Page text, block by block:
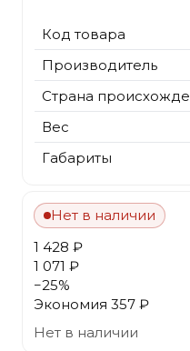
Код товара
Производитель
Страна
Вес
Габариты
Нет в наличии
1 428 ₽
1 071 ₽
−25%
Экономия 357 ₽
Нет в наличии